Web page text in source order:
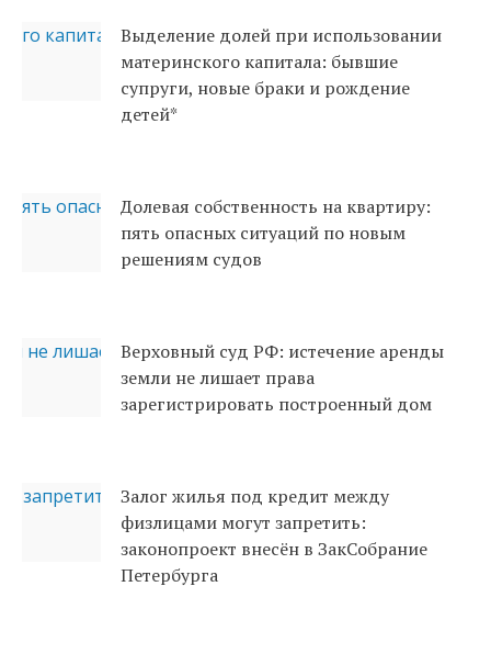
Выделение долей при использовании
материнского капитала: бывшие
супруги, новые браки и рождение
детей*
Долевая собственность на квартиру:
пять опасных ситуаций по новым
решениям судов
Верховный суд РФ: истечение аренды
земли не лишает права
зарегистрировать построенный дом
Залог жилья под кредит между
физлицами могут запретить:
законопроект внесён в ЗакСобрание
Петербурга